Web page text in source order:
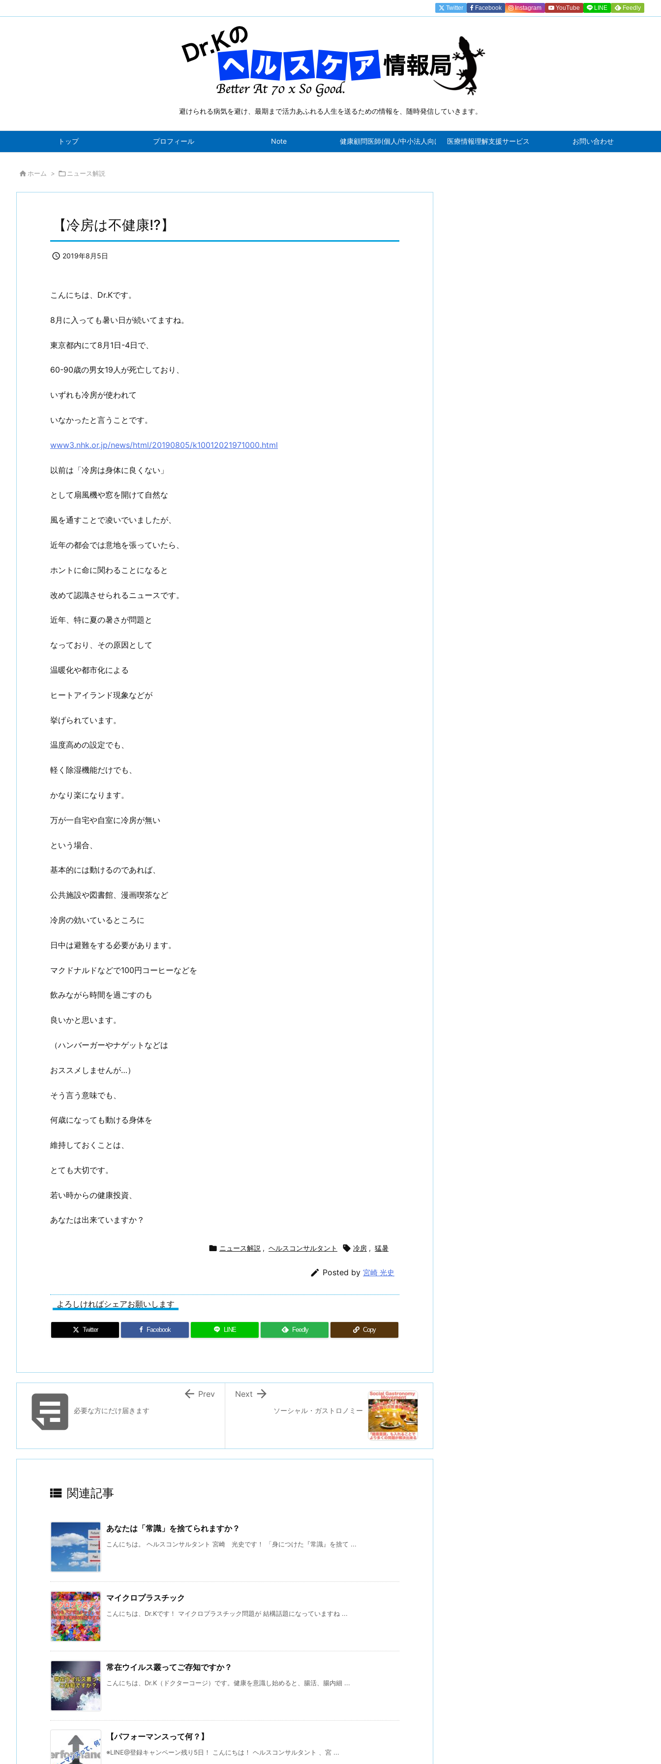
避けられる病気を避け、最期まで活力あふれる人生を送るための情報を、随時発信していきます。
トップ プロフィール Note 健康顧問医師(個人/中小法人向け) 医療情報理解支援サービス お問い合わせ
Twitter Facebook Instagram YouTube LINE Feedly
 ホーム >  ニュース解説
【冷房は不健康!?】
 2019年8月5日
こんにちは、Dr.Kです。
8月に入っても暑い日が続いてますね。
東京都内にて8月1日-4日で、
60-90歳の男女19人が死亡しており、
いずれも冷房が使われて
いなかったと言うことです。
www3.nhk.or.jp/news/html/20190805/k10012021971000.html
以前は「冷房は身体に良くない」
として扇風機や窓を開けて自然な
風を通すことで凌いでいましたが、
近年の都会では意地を張っていたら、
ホントに命に関わることになると
改めて認識させられるニュースです。
近年、特に夏の暑さが問題と
なっており、その原因として
温暖化や都市化による
ヒートアイランド現象などが
挙げられています。
温度高めの設定でも、
軽く除湿機能だけでも、
かなり楽になります。
万が一自宅や自室に冷房が無い
という場合、
基本的には動けるのであれば、
公共施設や図書館、漫画喫茶など
冷房の効いているところに
日中は避難をする必要があります。
マクドナルドなどで100円コーヒーなどを
飲みながら時間を過ごすのも
良いかと思います。
（ハンバーガーやナゲットなどは
おススメしませんが…）
そう言う意味でも、
何歳になっても動ける身体を
維持しておくことは、
とても大切です。
若い時からの健康投資、
あなたは出来ていますか？
 ニュース解説 , ヘルスコンサルタント  冷房 , 猛暑
 Posted by 宮崎 光史
よろしければシェアお願いします
Twitter Facebook LINE Feedly Copy
ソーシャル・ガストロノミー

Next
必要な方にだけ届きます
 Prev
 関連記事
あなたは「常識」を捨てられますか？
こんにちは。 ヘルスコンサルタント 宮崎 光史です！ 「身につけた『常識』を捨て ...
マイクロプラスチック
こんにちは、Dr.Kです！ マイクロプラスチック問題が 結構話題になっていますね ...
常在ウイルス叢ってご存知ですか？
こんにちは、Dr.K（ドクターコージ）です。⁡健康を意識し始めると、腸活、腸内細 ...
【パフォーマンスって何？】
※LINE@登録キャンペーン残り5日！ こんにちは！ ヘルスコンサルタント 、宮 ...